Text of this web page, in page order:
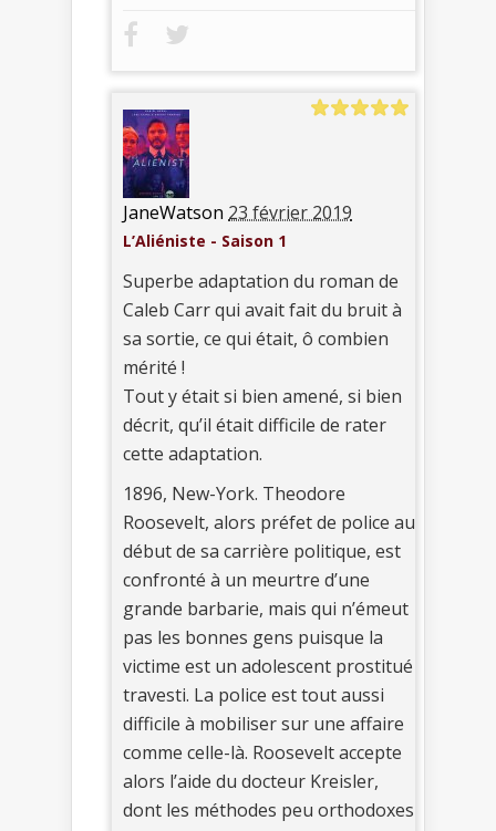
JaneWatson 23 février 2019
L’Aliéniste - Saison 1
Superbe adaptation du roman de
Caleb Carr qui avait fait du bruit à
sa sortie, ce qui était, ô combien
mérité !
Tout y était si bien amené, si bien
décrit, qu’il était difficile de rater
cette adaptation.
1896, New-York. Theodore
Roosevelt, alors préfet de police au
début de sa carrière politique, est
confronté à un meurtre d’une
grande barbarie, mais qui n’émeut
pas les bonnes gens puisque la
victime est un adolescent prostitué
travesti. La police est tout aussi
difficile à mobiliser sur une affaire
comme celle-là. Roosevelt accepte
alors l’aide du docteur Kreisler,
dont les méthodes peu orthodoxes